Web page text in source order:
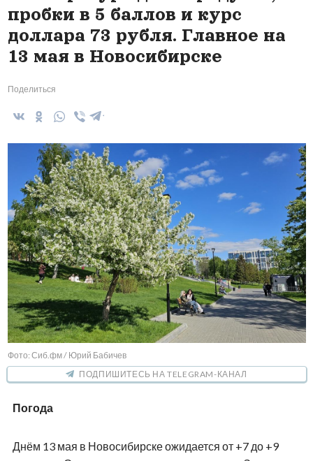
пробки в 5 баллов и курс
доллара 73 рубля. Главное на
13 мая в Новосибирске
Поделиться
Фото: Сиб.фм / Юрий Бабичев
ПОДПИШИТЕСЬ НА TELEGRAM-КАНАЛ
Погода
Днём 13 мая в Новосибирске ожидается от +7 до +9